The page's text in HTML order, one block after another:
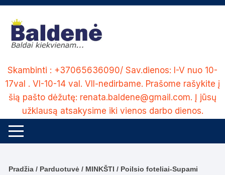
Skip
content
Skambinti : +37065636090/ Sav.dienos: I-V nuo 10-
17val . VI-10-14 val. VII-nedirbame. Prašome rašykite į
šią pašto dėžutę: renata.baldene@gmail.com. Į jūsų
užklausą atsakysime iki vienos darbo dienos.
Pradžia / Parduotuvė / MINKŠTI / Poilsio foteliai-Supami